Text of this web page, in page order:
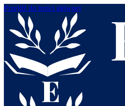
Przejdź do treści głównej